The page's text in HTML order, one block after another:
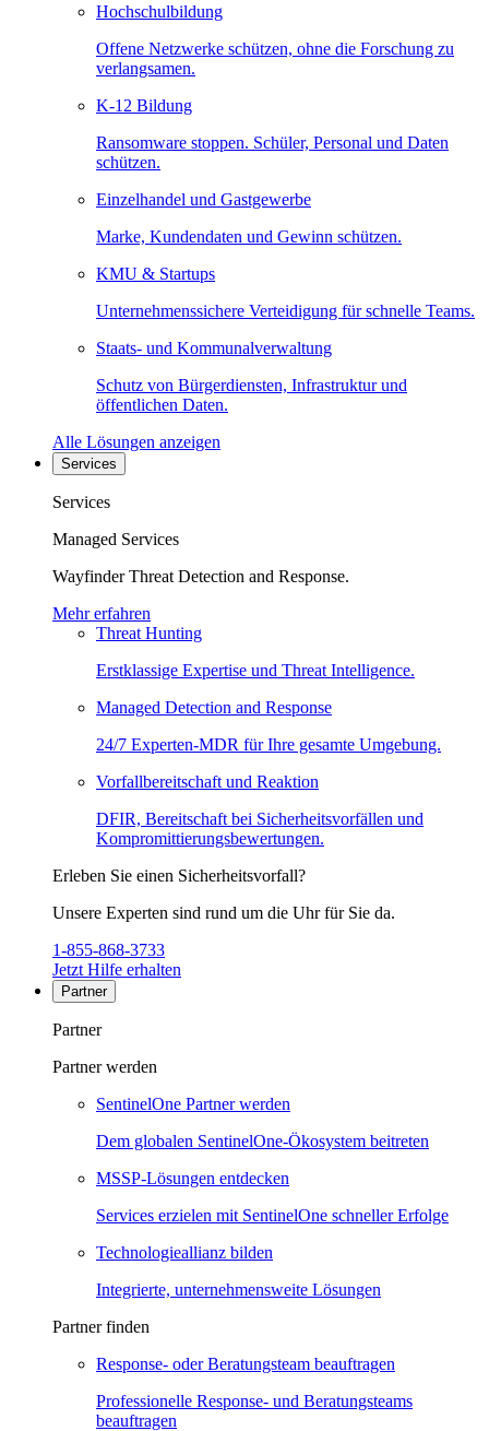
Hochschulbildung
Offene Netzwerke schützen, ohne die Forschung zu
verlangsamen.
K-12 Bildung
Ransomware stoppen. Schüler, Personal und Daten
schützen.
Einzelhandel und Gastgewerbe
Marke, Kundendaten und Gewinn schützen.
KMU & Startups
Unternehmenssichere Verteidigung für schnelle Teams.
Staats- und Kommunalverwaltung
Schutz von Bürgerdiensten, Infrastruktur und
öffentlichen Daten.
Alle Lösungen anzeigen
Services
Services
Managed Services
Wayfinder Threat Detection and Response.
Mehr erfahren
Threat Hunting
Erstklassige Expertise und Threat Intelligence.
Managed Detection and Response
24/7 Experten-MDR für Ihre gesamte Umgebung.
Vorfallbereitschaft und Reaktion
DFIR, Bereitschaft bei Sicherheitsvorfällen und
Kompromittierungsbewertungen.
Erleben Sie einen Sicherheitsvorfall?
Unsere Experten sind rund um die Uhr für Sie da.
1-855-868-3733
Jetzt Hilfe erhalten
Partner
Partner
Partner werden
SentinelOne Partner werden
Dem globalen SentinelOne-Ökosystem beitreten
MSSP-Lösungen entdecken
Services erzielen mit SentinelOne schneller Erfolge
Technologieallianz bilden
Integrierte, unternehmensweite Lösungen
Partner finden
Response- oder Beratungsteam beauftragen
Professionelle Response- und Beratungsteams
beauftragen